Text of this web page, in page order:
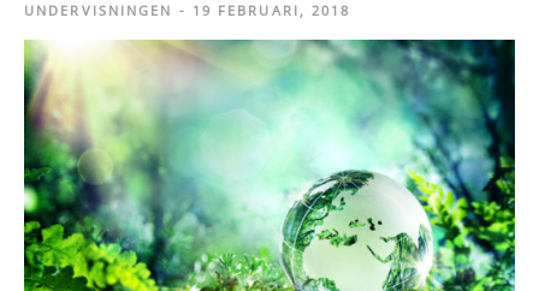
UNDERVISNINGEN - 19 FEBRUARI, 2018